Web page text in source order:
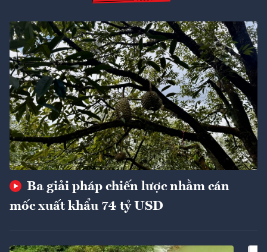
Ba giải pháp chiến lược nhằm cán
mốc xuất khẩu 74 tỷ USD